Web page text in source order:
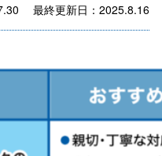
最終更新日：2025.8.16